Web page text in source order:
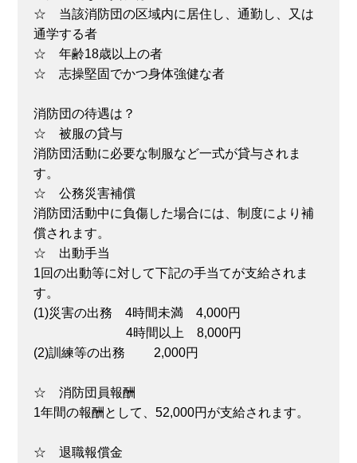
☆ 当該消防団の区域内に居住し、通勤し、又は
通学する者
☆ 年齢18歳以上の者
☆ 志操堅固でかつ身体強健な者
消防団の待遇は？
☆ 被服の貸与
消防団活動に必要な制服など一式が貸与されま
す。
☆ 公務災害補償
消防団活動中に負傷した場合には、制度により補
償されます。
☆ 出動手当
1回の出動等に対して下記の手当てが支給されま
す。
(1)災害の出務 4時間未満 4,000円
4時間以上 8,000円
(2)訓練等の出務 2,000円
☆ 消防団員報酬
1年間の報酬として、52,000円が支給されます。
☆ 退職報償金